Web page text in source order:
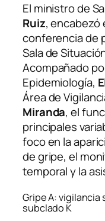
El ministro de
Ruiz, encabezó
conferencia de
Sala de
Acompañado
Epidemiología,
Área de
Miranda, el
principales
foco en la
de gripe, el
temporal y la
Gripe A: vigilancia
subclado K